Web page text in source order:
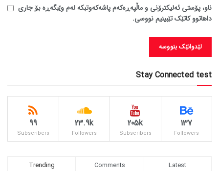
ناو، پۆستی ئەلیکترۆنی و ماڵپەڕەکەم پاشەکەوتبکە لەم وێبگەڕە بۆ جاری
داهاتوو کاتێک تێبینیم نووسی.
Stay Connected test
137
Followers
205k
Subscribers
23.9k
Followers
99
Subscribers
Trending Comments Latest